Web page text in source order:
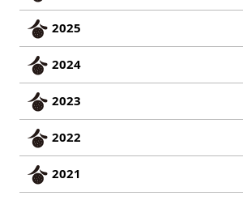
2025
2024
2023
2022
2021